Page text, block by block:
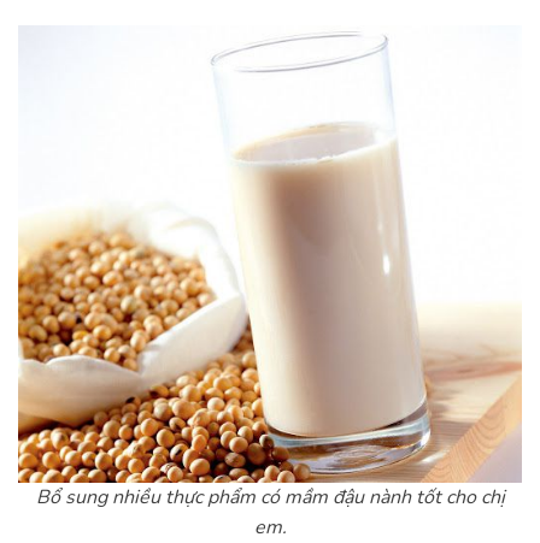
Bổ sung nhiều thực phẩm có mầm đậu nành tốt cho chị
em.